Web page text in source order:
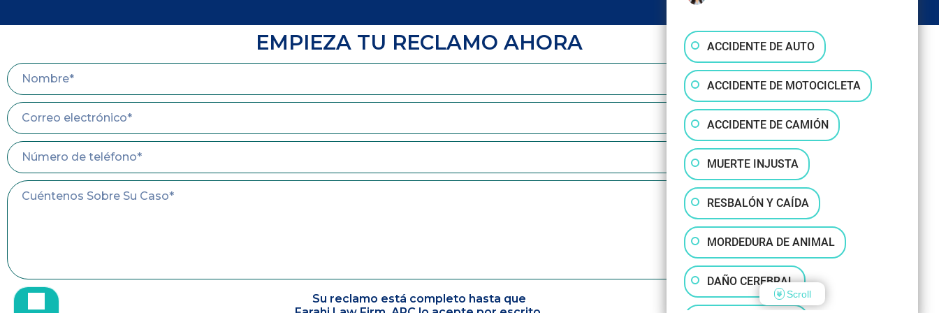
EMPIEZA TU RECLAMO AHORA
Su reclamo está completo hasta que
ACCIDENTE DE AUTO
ACCIDENTE DE MOTOCICLETA
ACCIDENTE DE CAMIÓN
MUERTE INJUSTA
RESBALÓN Y CAÍDA
MORDEDURA DE ANIMAL
DAÑO CEREBRAL
Scroll